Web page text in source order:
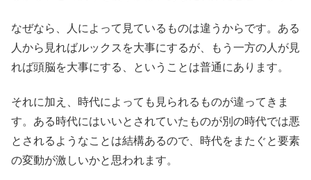
なぜなら、人によって見ているものは違うからです。ある
人から見ればルックスを大事にするが、もう一方の人が見
れば頭脳を大事にする、ということは普通にあります。
それに加え、時代によっても見られるものが違ってきま
す。ある時代にはいいとされていたものが別の時代では悪
とされるようなことは結構あるので、時代をまたぐと要素
の変動が激しいかと思われます。